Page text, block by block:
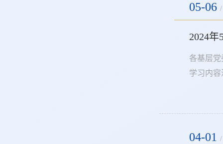
05-06 /
2024
各基层党
学习内
04-01 /